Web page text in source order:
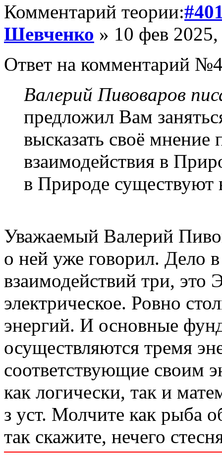
Комментарий теории:
Шевченко » 10 фев
Ответ на комментарий
Валерий Пивоваров
предложил Вам
высказать своё
взаимодействия в
в Природе существуют
Уважаемый Валерий
о ней уже говорил. Дело
взаимодействий три,
электрическое. Ровно
энергий. И основные
осуществляются тремя
соответствующие своим
как логически, так и
з уст. Молчите как рыба
так скажите, нечего